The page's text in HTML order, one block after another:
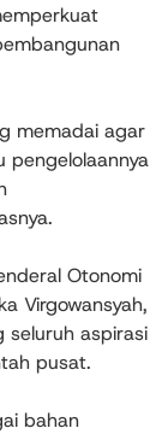
memadai agar
pengelolaannya
Otonomi
Virgowansyah,
seluruh aspirasi
pusat.
bahan